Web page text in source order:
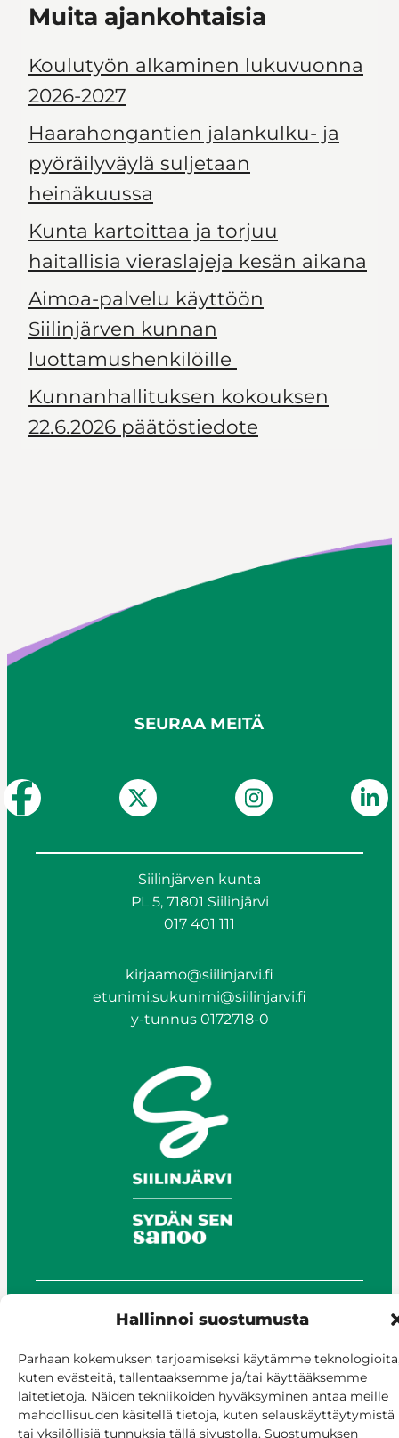
Hallinnoi suostumusta
Parhaan kokemuksen tarjoamiseksi käytämme
kuten evästeitä, tallentaaksemme ja/tai käyttääksemme
laitetietoja. Näiden tekniikoiden hyväksyminen antaa meille
mahdollisuuden käsitellä tietoja, kuten selauskäyttäytymistä
tai yksilöllisiä tunnuksia tällä sivustolla. Suostumuksen
Muita ajankohtaisia
Koulutyön alkaminen lukuvuonna
2026-2027
Haarahongantien jalankulku- ja
pyöräilyväylä suljetaan
heinäkuussa
Kunta kartoittaa ja torjuu
haitallisia vieraslajeja kesän aikana
Aimoa-palvelu käyttöön
Siilinjärven kunnan
luottamushenkilöille
Kunnanhallituksen kokouksen
22.6.2026 päätöstiedote
SEURAA MEITÄ
Siilinjärven kunta
PL 5, 71801 Siilinjärvi
017 401 111
kirjaamo@siilinjarvi.fi
etunimi.sukunimi@siilinjarvi.fi
y-tunnus 0172718-0
© Siilinjärvi 2025
Asioi verkossa
Laskutus ja maksaminen
Saavutettavuus
Evästekäytäntö